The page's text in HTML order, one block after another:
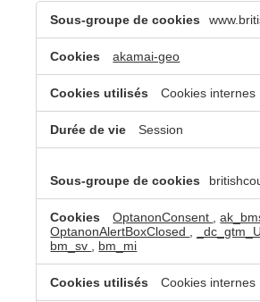
Cookies
strictement
nécessaires
akamai-geo
Cookies internes
Session
OptanonConsent ,
OptanonAlertBoxClosed
bm_sv
bm_mi
Cookies internes